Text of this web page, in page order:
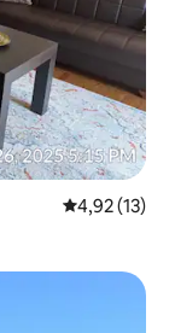
Prosječna
4,92 (13)
gosti”